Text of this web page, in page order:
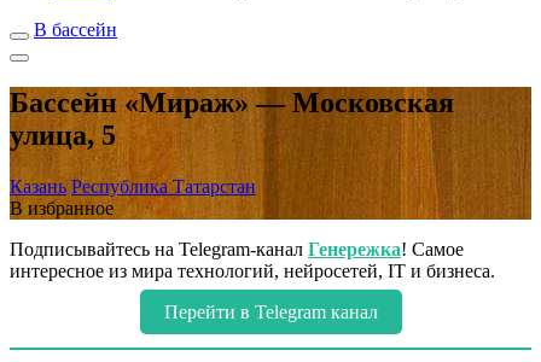
В бассейн
Бассейн «Мираж» — Московская
улица, 5
Казань Республика Татарстан
В избранное
Подписывайтесь на Telegram-канал Генережка! Самое
интересное из мира технологий, нейросетей, IT и бизнеса.
Перейти в Telegram канал